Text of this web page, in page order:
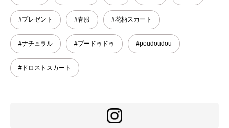
#プレゼント #春服 #花柄スカート
#ナチュラル #プードゥドゥ #poudoudou
#ドロストスカート